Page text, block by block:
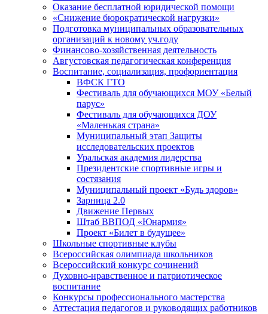
Оказание бесплатной юридической помощи
«Снижение бюрократической нагрузки»
Подготовка муниципальных образовательных
организаций к новому уч.году
Финансово-хозяйственная деятельность
Августовская педагогическая конференция
Воспитание, социализация, профориентация
ВФСК ГТО
Фестиваль для обучающихся МОУ «Белый
парус»
Фестиваль для обучающихся ДОУ
«Маленькая страна»
Муниципальный этап Защиты
исследовательских проектов
Уральская академия лидерства
Президентские спортивные игры и
состязания
Муниципальный проект «Будь здоров»
Зарница 2.0
Движение Первых
Штаб ВВПОД «Юнармия»
Проект «Билет в будущее»
Школьные спортивные клубы
Всероссийская олимпиада школьников
Всероссийский конкурс сочинений
Духовно-нравственное и патриотическое
воспитание
Конкурсы профессионального мастерства
Аттестация педагогов и руководящих работников